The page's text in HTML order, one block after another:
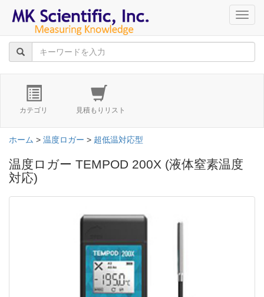
カテゴリ 見積もりリスト
ホーム > 温度ロガー > 超低温対応型
温度ロガー TEMPOD 200X (液体窒素温度
対応)